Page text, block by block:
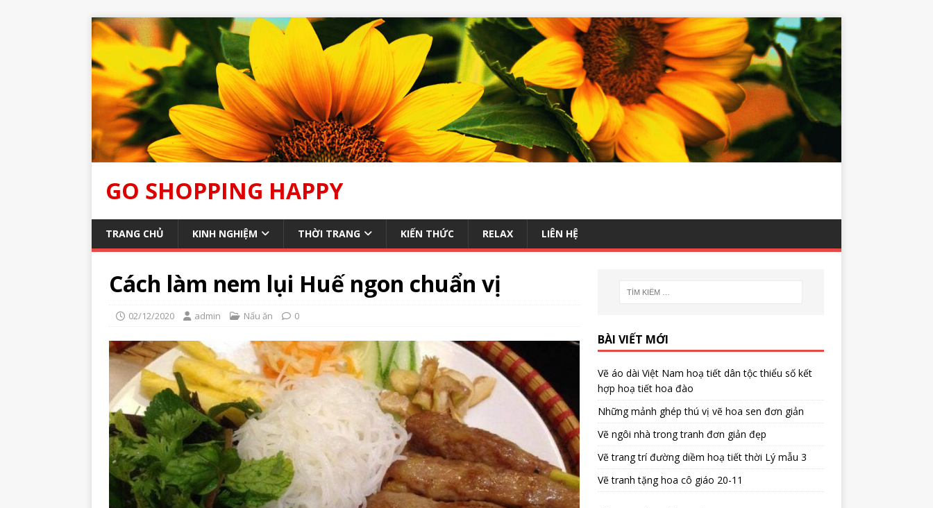
GO SHOPPING HAPPY
TRANG CHỦ KINH NGHIỆM THỜI TRANG KIẾN THỨC RELAX LIÊN HỆ
Cách làm nem lụi Huế ngon chuẩn vị
02/12/2020 admin Nấu ăn 0
BÀI VIẾT MỚI
Vẽ áo dài Việt Nam hoạ tiết dân tộc thiểu số kết
hợp hoạ tiết hoa đào
Những mảnh ghép thú vị vẽ hoa sen đơn giản
Vẽ ngôi nhà trong tranh đơn giản đẹp
Vẽ trang trí đường diềm hoạ tiết thời Lý mẫu 3
Vẽ tranh tặng hoa cô giáo 20-11